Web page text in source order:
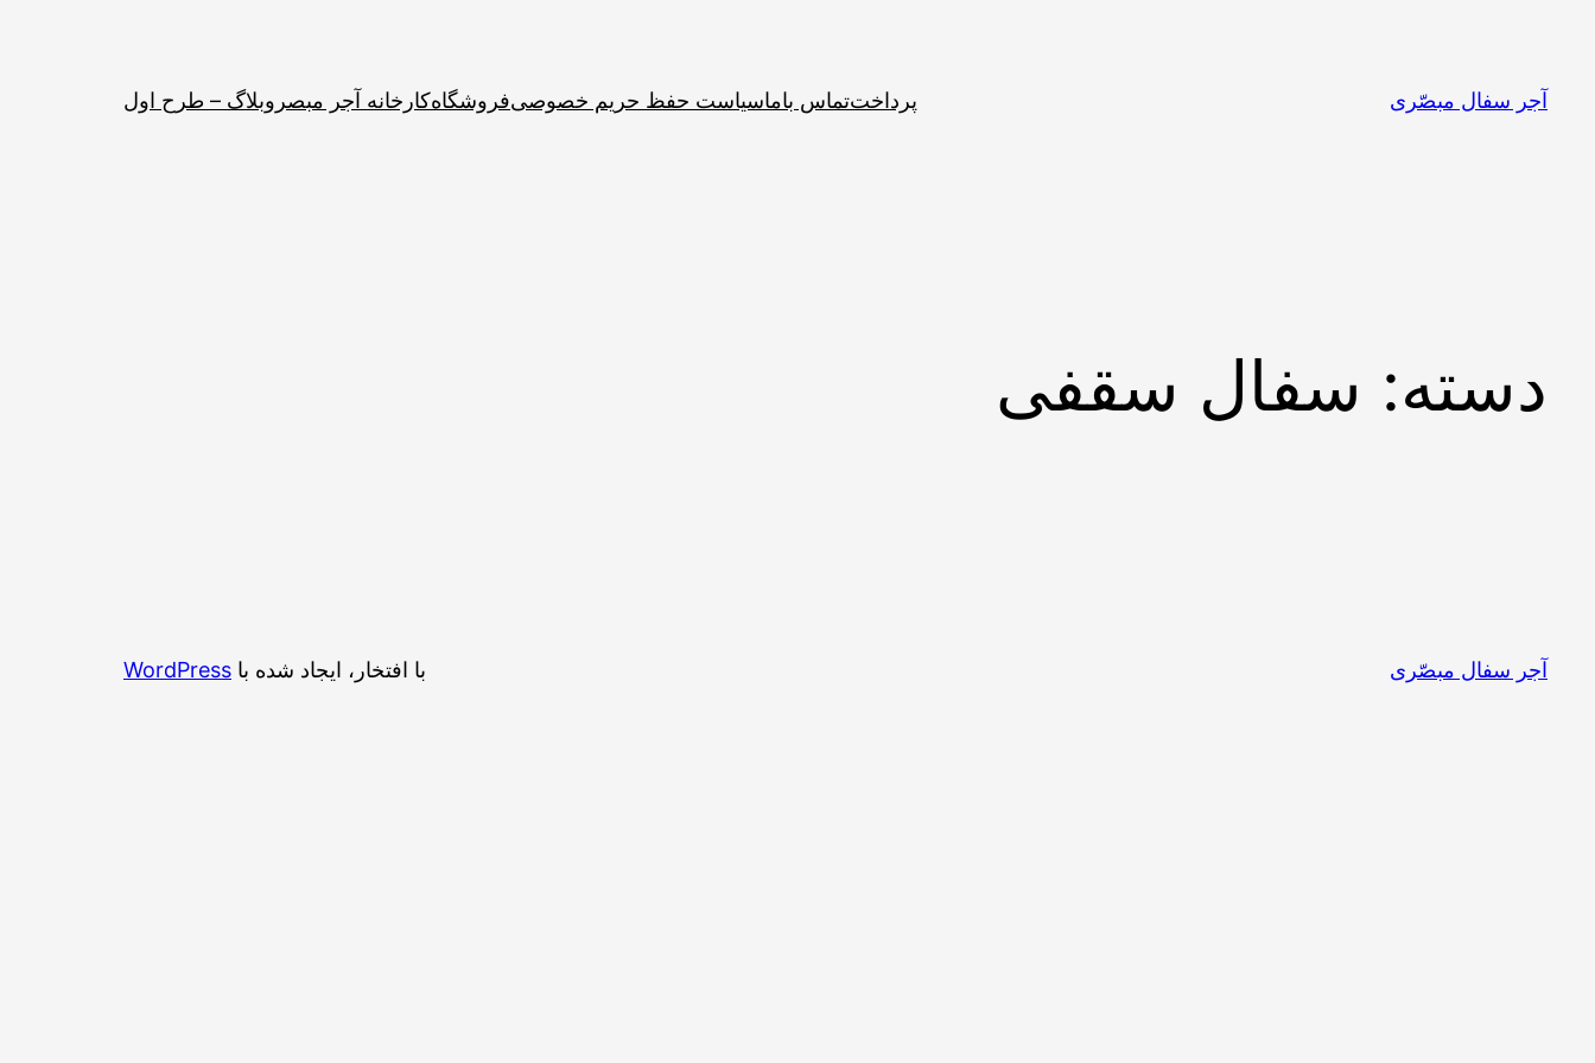
آجر سفال مبصّری پرداختتماس باماسیاست حفظ حریم خصوصیفروشگاهکارخانه آجر مبصر وبلاگ – طرح اول
دسته: سفال سقفی
آجر سفال مبصّری با افتخار، ایجاد شده با WordPress